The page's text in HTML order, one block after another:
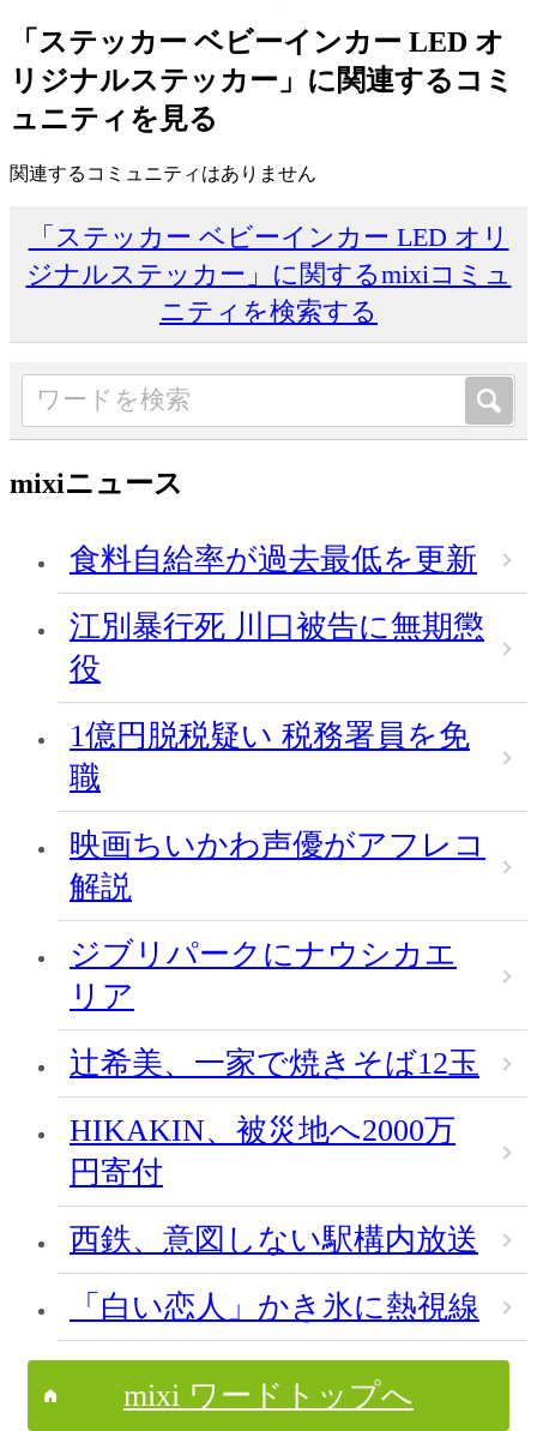
「ステッカー ベビーインカー LED オ
リジナルステッカー」に関連するコミ
ュニティを見る
関連するコミュニティはありません
「ステッカー ベビーインカー LED オリ
ジナルステッカー」に関するmixiコミュ
ニティを検索する
mixiニュース
食料自給率が過去最低を更新
江別暴行死 川口被告に無期懲
役
1億円脱税疑い 税務署員を免
職
映画ちいかわ声優がアフレコ
解説
ジブリパークにナウシカエ
リア
辻希美、一家で焼きそば12玉
HIKAKIN、被災地へ2000万
円寄付
西鉄、意図しない駅構内放送
「白い恋人」かき氷に熱視線
mixi ワードトップへ